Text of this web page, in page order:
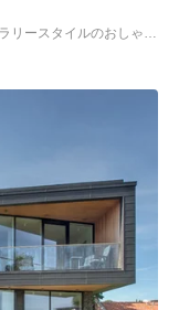
リースタイルのおしゃれ